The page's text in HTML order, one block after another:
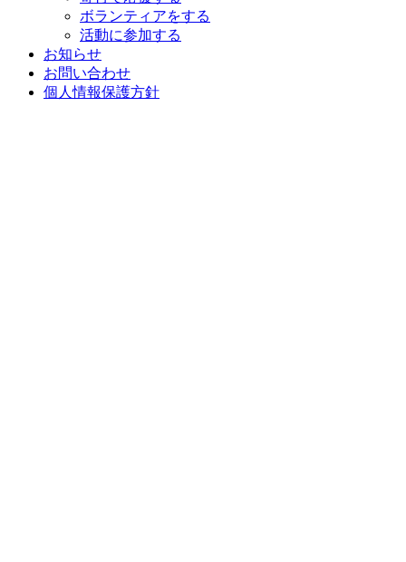
ボランティアをする
活動に参加する
お知らせ
お問い合わせ
個人情報保護方針